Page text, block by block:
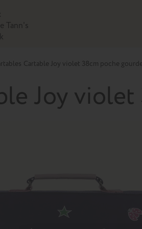
Tann's
Cartable Joy violet 38cm poche
Joy